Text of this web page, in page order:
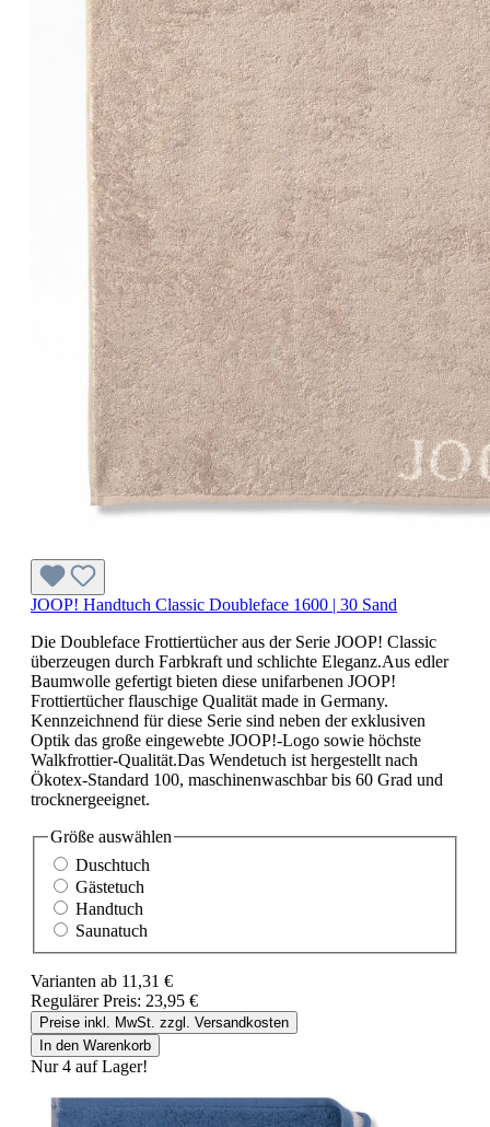
JOOP! Handtuch Classic Doubleface 1600 | 30 Sand
Die Doubleface Frottiertücher aus der Serie JOOP! Classic
überzeugen durch Farbkraft und schlichte Eleganz.Aus edler
Baumwolle gefertigt bieten diese unifarbenen JOOP!
Frottiertücher flauschige Qualität made in Germany.
Kennzeichnend für diese Serie sind neben der exklusiven
Optik das große eingewebte JOOP!-Logo sowie höchste
Walkfrottier-Qualität.Das Wendetuch ist hergestellt nach
Ökotex-Standard 100, maschinenwaschbar bis 60 Grad und
trocknergeeignet.
Größe auswählen
Duschtuch
Gästetuch
Handtuch
Saunatuch
Varianten ab 11,31 €
Regulärer Preis: 23,95 €
Preise inkl. MwSt. zzgl. Versandkosten
In den Warenkorb
Nur 4 auf Lager!